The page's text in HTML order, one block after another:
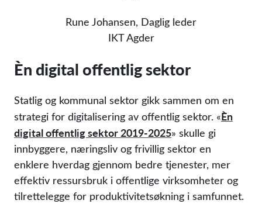
Rune Johansen, Daglig leder
IKT Agder
Èn digital offentlig sektor
Statlig og kommunal sektor gikk sammen om en
strategi for digitalisering av offentlig sektor. «Èn
digital offentlig sektor 2019-2025» skulle gi
innbyggere, næringsliv og frivillig sektor en
enklere hverdag gjennom bedre tjenester, mer
effektiv ressursbruk i offentlige virksomheter og
tilrettelegge for produktivitetsøkning i samfunnet.